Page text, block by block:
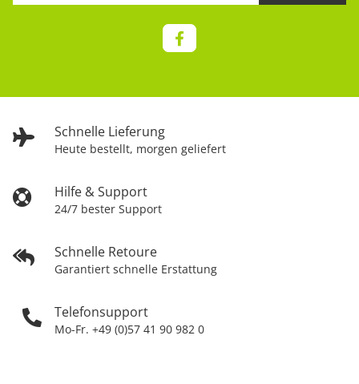
Schnelle Lieferung
Heute bestellt, morgen geliefert
Hilfe & Support
24/7 bester Support
Schnelle Retoure
Garantiert schnelle Erstattung
Telefonsupport
Mo-Fr. +49 (0)57 41 90 982 0